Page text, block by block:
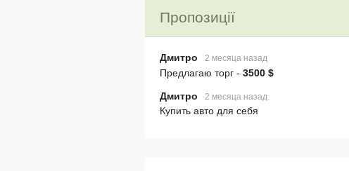
Пропозиції
Дмитро 2 месяца назад
Предлагаю торг - 3500 $
Дмитро 2 месяца назад
Купить авто для себя